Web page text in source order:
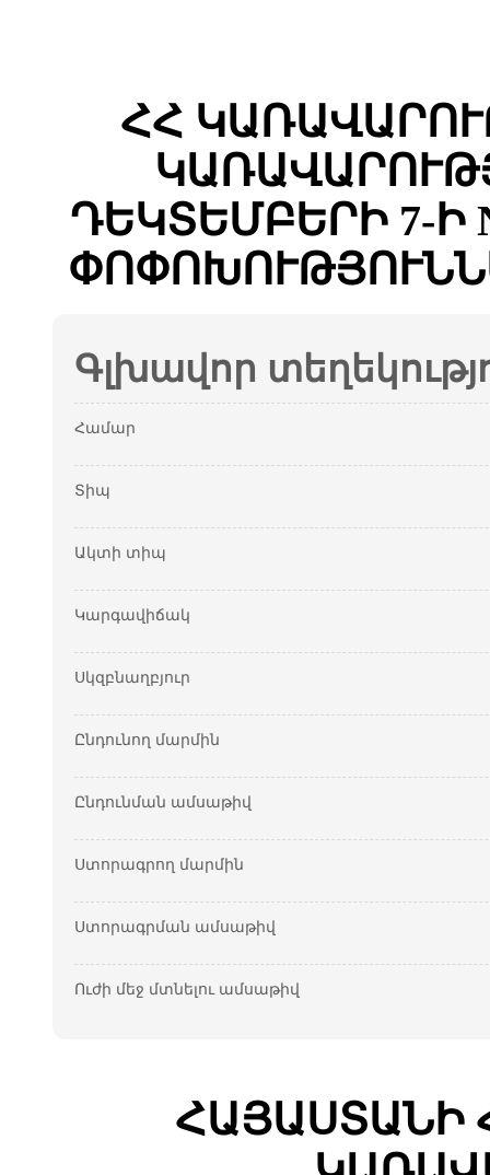
ՀՀ
ԴԵԿՏԵՄԲԵՐԻ 7-Ի
Գլխավոր
Համար
Տիպ
Ակտի տիպ
Կարգավիճակ
Սկզբնաղբյուր
Ընդունող մարմին
Ընդունման ամսաթիվ
Ստորագրող մարմին
Ստորագրման ամսաթիվ
Ուժի մեջ մտնելու ամսաթիվ
ՀԱՅԱՍՏԱՆԻ